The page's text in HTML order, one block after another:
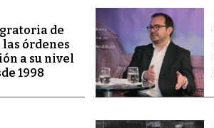
de
órdenes
a su nivel
1998